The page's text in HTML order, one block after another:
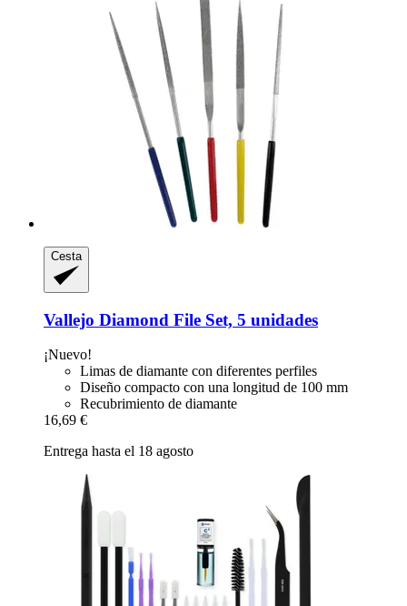
Cesta
Vallejo Diamond File Set, 5 unidades
¡Nuevo!
Limas de diamante con diferentes perfiles
Diseño compacto con una longitud de 100 mm
Recubrimiento de diamante
16,69 €
Entrega hasta el 18 agosto